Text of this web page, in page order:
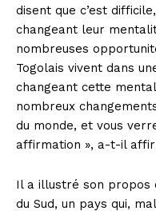
disent que c’est
changeant leur
nombreuses
Togolais vivent dans
changeant cette
nombreux
du monde, et vous
affirmation », a-t-il
Il a illustré son propos
du Sud, un pays qui,